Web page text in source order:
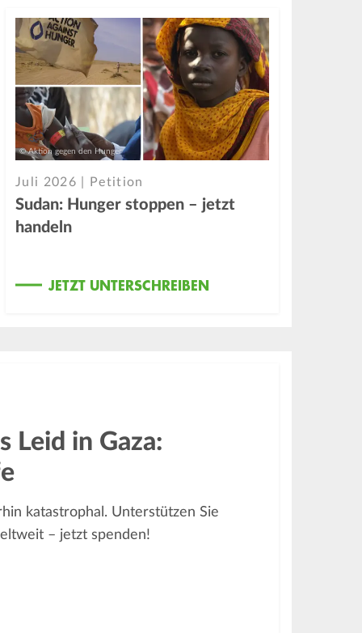
© Aktion gegen den Hunger
Juli 2026 | Petition
Sudan: Hunger stoppen – jetzt
handeln
JETZT UNTERSCHREIBEN
Leid in Gaza:
katastrophal. Unterstützen Sie
– jetzt spenden!